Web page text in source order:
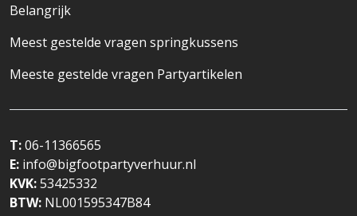
Belangrijk
Meest gestelde vragen springkussens
Meeste gestelde vragen Partyartikelen
T:06-11366565
E: info@bigfootpartyverhuur.nl
KVK:53425332
BTW: NL001595347B84